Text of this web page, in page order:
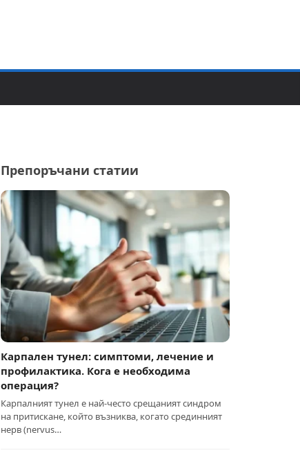
Препоръчани статии
Карпален тунел: симптоми, лечение и
профилактика. Кога е необходима
операция?
Карпалният тунел е най-често срещаният синдром
на притискане, който възниква, когато срединният
нерв (nervus…